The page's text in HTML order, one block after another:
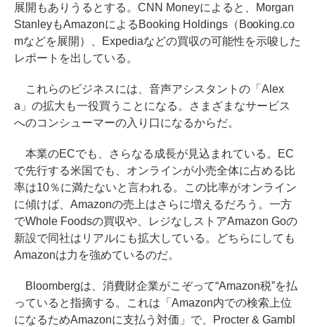
展開もありうるとする。CNN Moneyによると、Morgan
StanleyもAmazonによるBooking Holdings（Booking.co
mなどを展開）、Expediaなどの買収の可能性を示唆した
レポートを出している。
これらのビジネスには、音声アシスタントの「Alex
a」の拡大も一役買うことになる。さまざまなサービス
へのコンシューマーの入り口になるからだ。
本業のECでも、さらなる成長が見込まれている。EC
で先行する米国でも、オンラインが小売全体に占める比
率は10％に満たないと言われる。この比率がオンライン
に傾けば、Amazonの売上はさらに増えるだろう。一方
でWhole Foodsの買収や、レジなしストアAmazon Goの
新設で同社はリアルにも拡大している。どちらにしても
Amazonは力を強めているのだ。
Bloombergは、消費財企業がこぞって“Amazon税”を払
っていると指摘する。これは「Amazon内での検索上位
になるためAmazonに支払う対価」で、Procter & Gambl